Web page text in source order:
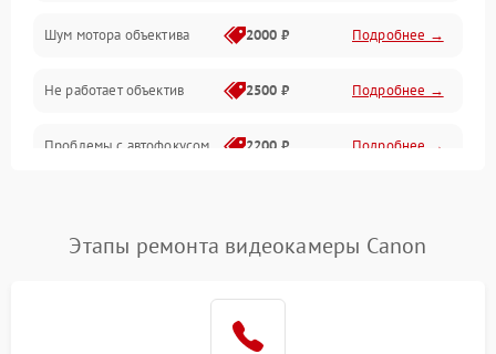
Шум мотора объектива 2000 ₽ Подробнее →
Не работает объектив 2500 ₽ Подробнее →
Проблемы с автофокусом 2200 ₽ Подробнее →
2200 ₽
Этапы ремонта видеокамеры Canon